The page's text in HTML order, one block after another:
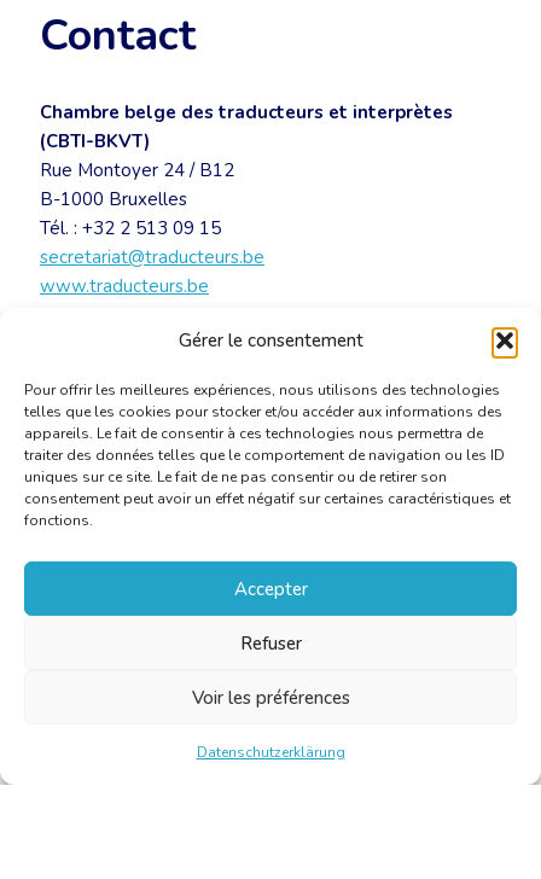
Gérer le consentement
Pour offrir les meilleures expériences, nous utilisons des technologies
telles que les cookies pour stocker et/ou accéder aux informations des
appareils. Le fait de consentir à ces technologies nous permettra de
traiter des données telles que le comportement de navigation ou les ID
uniques sur ce site. Le fait de ne pas consentir ou de retirer son
consentement peut avoir un effet négatif sur certaines caractéristiques et
fonctions.
Accepter
Refuser
Voir les préférences
Datenschutzerklärung
Contact
Chambre belge des traducteurs et interprètes
(CBTI-BKVT)
Rue Montoyer 24 / B12
B-1000 Bruxelles
Tél. : +32 2 513 09 15
secretariat@traducteurs.be
www.traducteurs.be
Invitation Nouvel An 2017[PDF]